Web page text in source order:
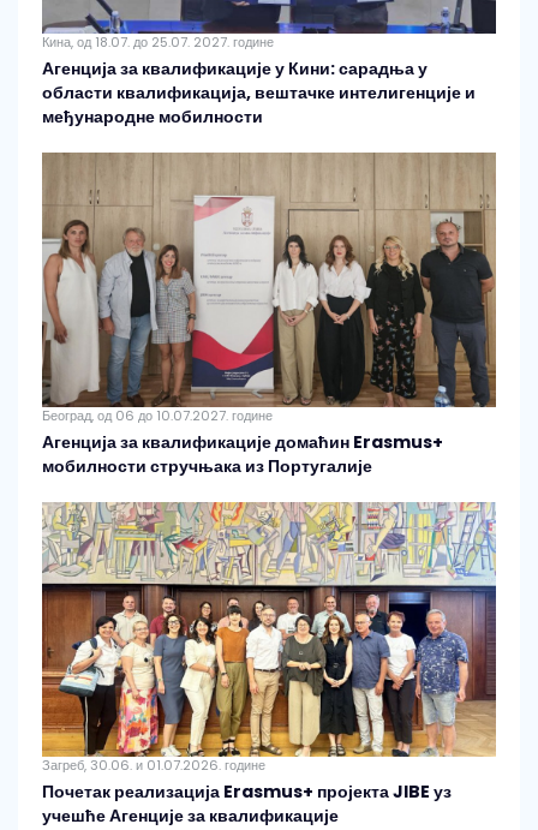
Кина, од 18.07. до 25.07. 2027. године
Агенција за квалификације у Кини: сарадња у
области квалификација, вештачке интелигенције и
међународне мобилности
Београд, од 06 до 10.07.2027. године
Агенција за квалификације домаћин Erasmus+
мобилности стручњака из Португалије
Загреб, 30.06. и 01.07.2026. године
Почетак реализација Erasmus+ пројекта JIBE уз
учешће Агенције за квалификације